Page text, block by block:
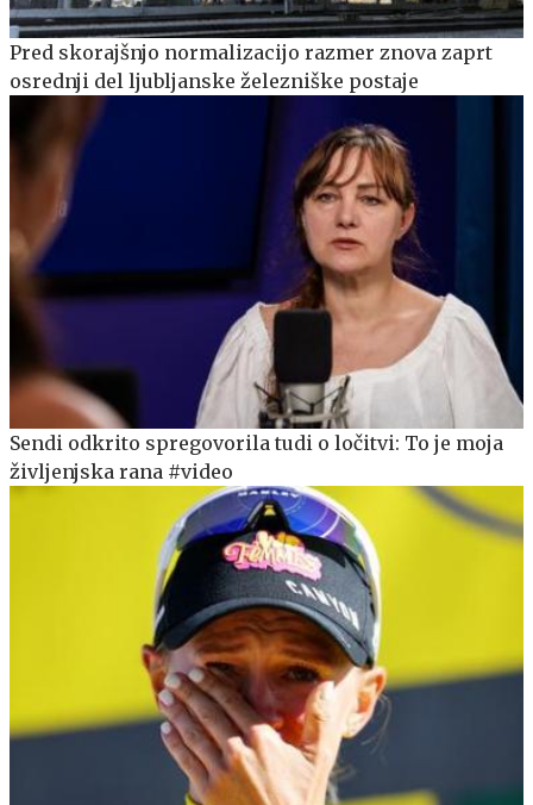
Pred skorajšnjo normalizacijo razmer znova zaprt
osrednji del ljubljanske železniške postaje
Sendi odkrito spregovorila tudi o ločitvi: To je moja
življenjska rana #video